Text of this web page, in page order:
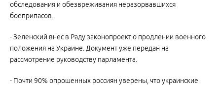
обследования и обезвреживания неразорвавшихся
боеприпасов.
- Зеленский внес в Раду законопроект о продлении военного
положения на Украине. Документ уже передан на
рассмотрение руководству парламента.
- Почти 90% опрошенных россиян уверены, что украинские